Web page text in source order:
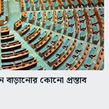
কোনো প্রস্তাব